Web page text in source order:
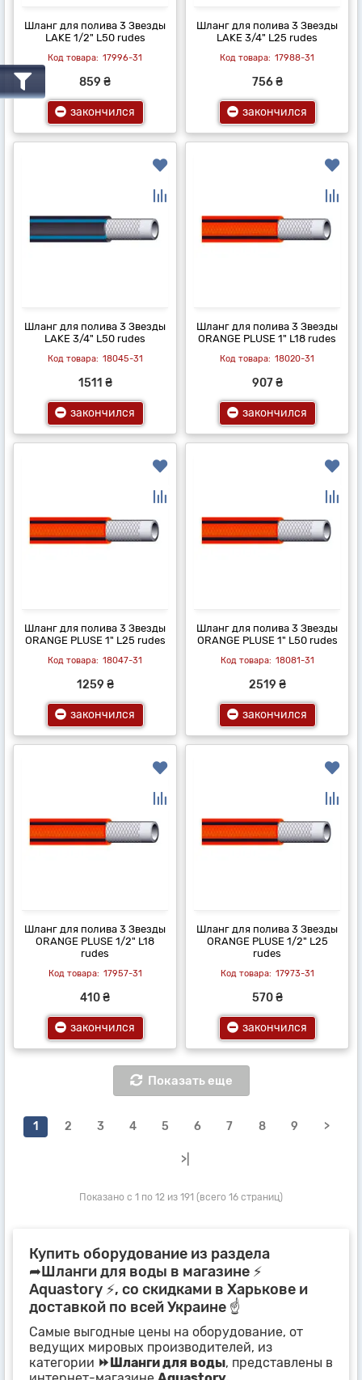
Шланг для полива 3 Звезды
LAKE 1/2" L50 rudes
17996-31
859 ₴
закончился
Шланг для полива 3 Звезды
LAKE 3/4" L25 rudes
17988-31
756 ₴
закончился
Шланг для полива 3 Звезды
LAKE 3/4" L50 rudes
18045-31
1511 ₴
закончился
Шланг для полива 3 Звезды
ORANGE PLUSE 1" L18 rudes
18020-31
907 ₴
закончился
Шланг для полива 3 Звезды
ORANGE PLUSE 1" L25 rudes
18047-31
1259 ₴
закончился
Шланг для полива 3 Звезды
ORANGE PLUSE 1" L50 rudes
18081-31
2519 ₴
закончился
Шланг для полива 3 Звезды
ORANGE PLUSE 1/2" L18
rudes
17957-31
410 ₴
закончился
Шланг для полива 3 Звезды
ORANGE PLUSE 1/2" L25
rudes
17973-31
570 ₴
закончился
Показать еще
1 2 3 4 5 6 7 8 9 >
>|
Показано с 1 по 12 из 191 (всего 16 страниц)
Купить оборудование из раздела
➦Шланги для воды в магазине ⚡
Aquastory ⚡, со скидками в Харькове и
доставкой по всей Украине ☝
Самые выгодные цены на оборудование, от
ведущих мировых производителей, из
категории ⏩Шланги для воды, представлены в